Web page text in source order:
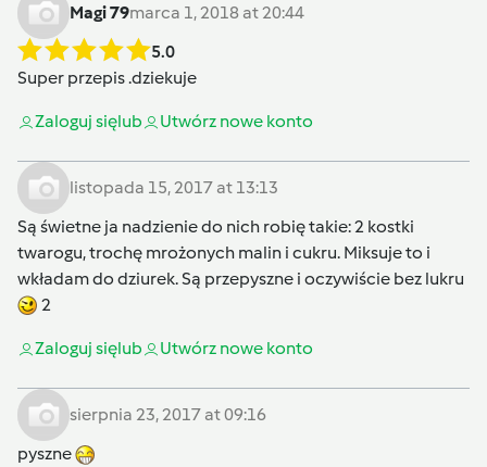
Magi 79marca 1, 2018 at 20:44
5.0
Super przepis .dziekuje
Zaloguj sięlub Utwórz nowe konto
listopada 15, 2017 at 13:13
Są świetne ja nadzienie do nich robię takie: 2 kostki
twarogu, trochę mrożonych malin i cukru. Miksuje to i
wkładam do dziurek. Są przepyszne i oczywiście bez lukru
2
Zaloguj sięlub Utwórz nowe konto
sierpnia 23, 2017 at 09:16
pyszne